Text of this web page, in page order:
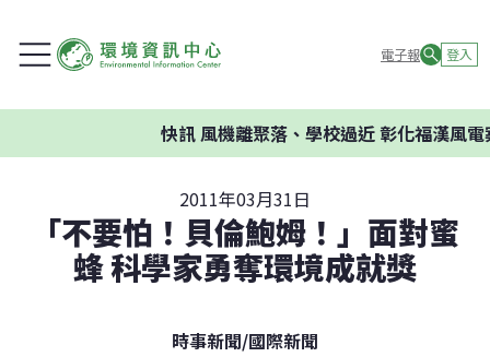
電子報 登入
快訊風機離聚落、學校過近 彰化福漢風電案
2011年03月31日
「不要怕！貝倫鮑姆！」面對蜜
蜂 科學家勇奪環境成就獎
時事新聞/國際新聞